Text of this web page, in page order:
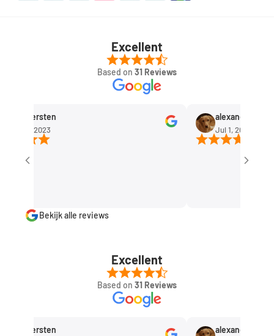
Excellent
Based on 31 Reviews
Kersten
11, 2023
alexandra huisman
Jul 1, 2023
Bekijk alle reviews
Excellent
Based on 31 Reviews
Kersten alexandra huisman